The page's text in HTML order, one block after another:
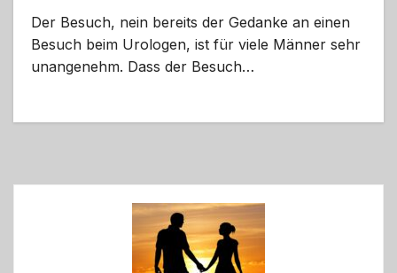
Der Besuch, nein bereits der Gedanke an einen
Besuch beim Urologen, ist für viele Männer sehr
unangenehm. Dass der Besuch…